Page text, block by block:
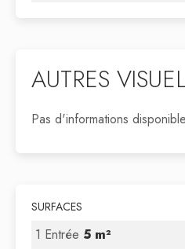
AUTRES
Pas d'informations
SURFACES
1 Entrée 5 m²